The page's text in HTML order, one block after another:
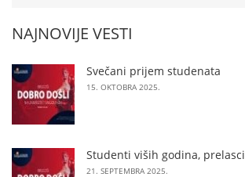
NAJNOVIJE VESTI
Svečani prijem studenata
15. OKTOBRA 2025.
Studenti viših godina, prelasci
21. SEPTEMBRA 2025.